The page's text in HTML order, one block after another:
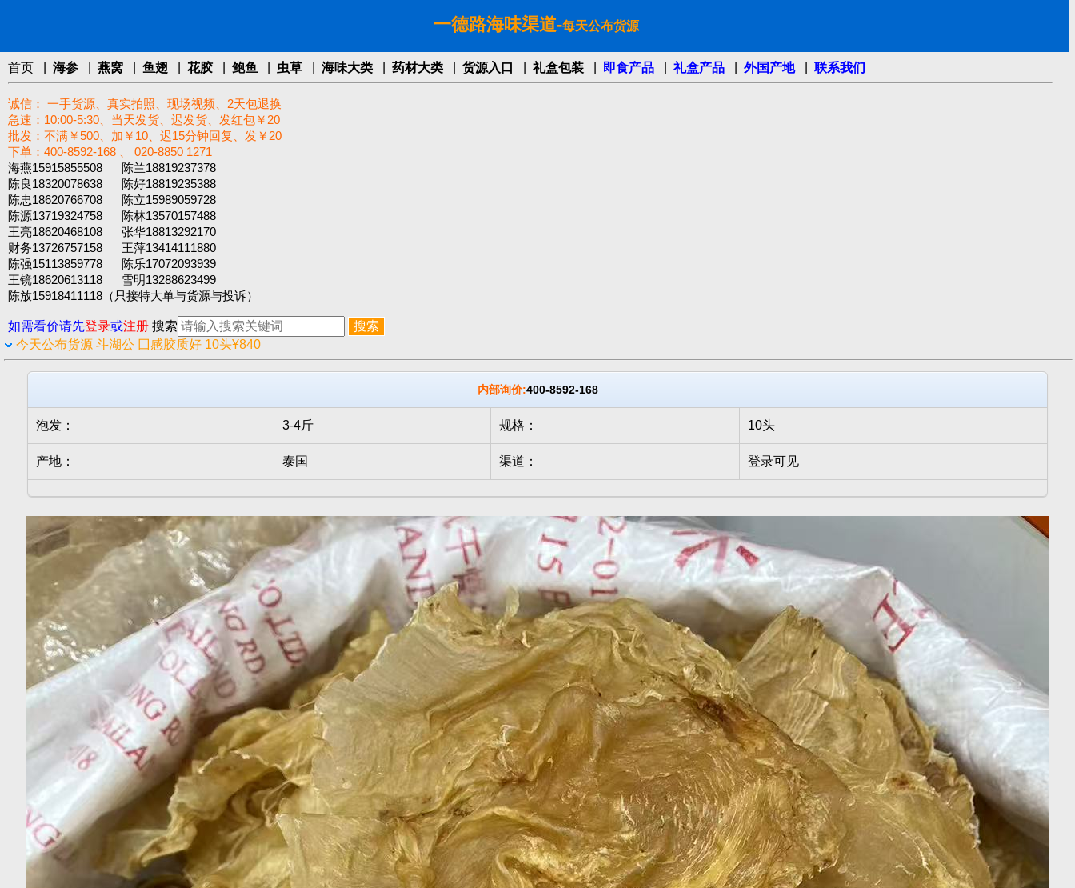
一德路海味渠道-每天公布货源
首页 海参 燕窝 鱼翅 花胶 鲍鱼 虫草 海味大类 药材大类 货源入口 礼盒包装 即食产品 礼盒产品 外国产地| 联系我们
诚信： 一手货源、真实拍照、现场视频、2天包退换
急速：10:00-5:30、当天发货、迟发货、发红包￥20
批发：不满￥500、加￥10、迟15分钟回复、发￥20
下单：400-8592-168 、 020-8850 1271‬
海燕15915855508 陈兰18819237378
陈良18320078638 陈好18819235388
陈忠18620766708 陈立15989059728
陈源13719324758 陈林13570157488
王亮18620468108 张华18813292170
财务13726757158 王萍13414111880
陈强15113859778 陈乐17072093939
王镜18620613118 雪明13288623499
陈放15918411118（只接特大单与货源与投诉）
如需看价请先登录或注册 搜索
今天公布货源 斗湖公 囗感胶质好 10头¥840
内部询价:400-8592-168
泡发： 3-4斤 规格： 10头
产地： 泰国 渠道： 登录可见